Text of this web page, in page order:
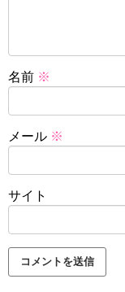
名前 ※
メール ※
サイト